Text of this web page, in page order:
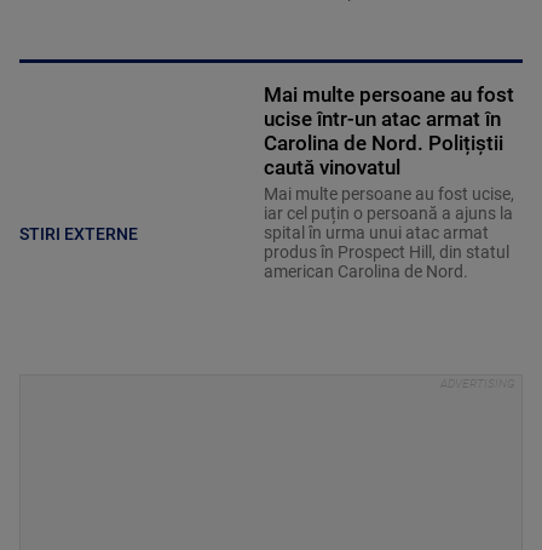
STIRI EXTERNE
Mai multe persoane au fost
ucise într-un atac armat în
Carolina de Nord. Polițiștii
caută vinovatul
Mai multe persoane au fost ucise,
iar cel puțin o persoană a ajuns la
spital în urma unui atac armat
produs în Prospect Hill, din statul
american Carolina de Nord.